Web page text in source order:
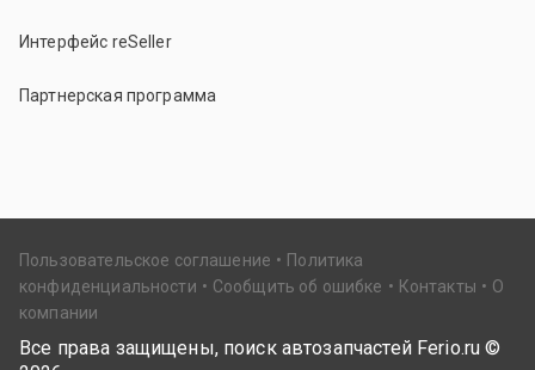
Интерфейс reSeller
Партнерская программа
Пользовательское соглашение
Политика
конфиденциальности
Сообщить об ошибке Контакты
О
компании
Все права защищены, поиск автозапчастей Ferio.ru ©